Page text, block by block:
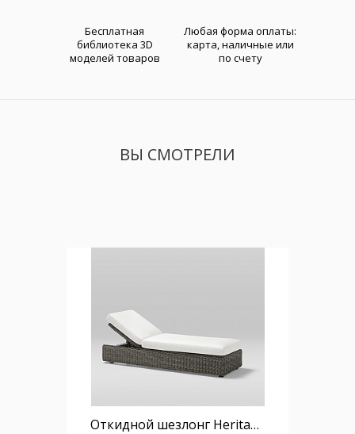
Бесплатная
библиотека 3D
моделей товаров
Любая форма оплаты:
карта, наличные или
по счету
ВЫ СМОТРЕЛИ
Откидной шезлонг Heritage